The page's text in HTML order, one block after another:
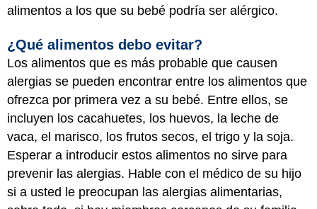
alimentos a los que su bebé podría ser alérgico.
¿Qué alimentos debo evitar?
Los alimentos que es más probable que causen
alergias se pueden encontrar entre los alimentos que
ofrezca por primera vez a su bebé. Entre ellos, se
incluyen los cacahuetes, los huevos, la leche de
vaca, el marisco, los frutos secos, el trigo y la soja.
Esperar a introducir estos alimentos no sirve para
prevenir las alergias. Hable con el médico de su hijo
si a usted le preocupan las alergias alimentarias,